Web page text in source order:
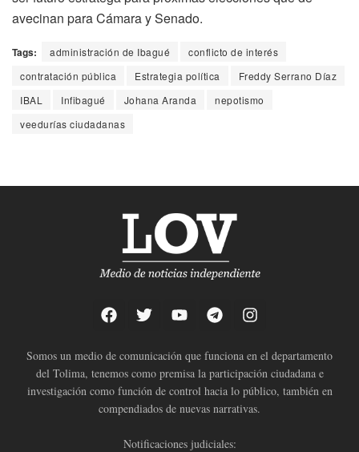
avecinan para Cámara y Senado.
Tags: administración de Ibagué
conflicto de interés
contratación pública
Estrategia política
Freddy Serrano Díaz
IBAL
Infibagué Johana Aranda
nepotismo
veedurías ciudadanas
Somos un medio de comunicación que funciona en el departamento
del Tolima, tenemos como premisa la participación ciudadana e
investigación como función de control hacia lo público, también en
compendiados de nuevas narrativas.
Notificaciones judiciales: